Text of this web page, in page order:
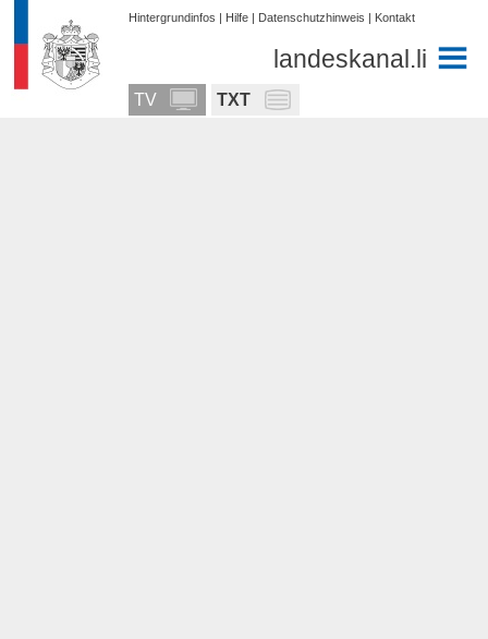
Hintergrundinfos | Hilfe | Datenschutzhinweis | Kontakt
landeskanal.li
TV TXT